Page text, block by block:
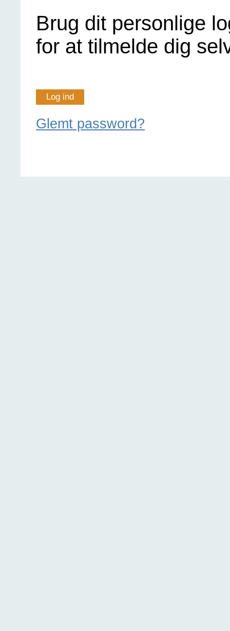
Brug dit personlige
for at tilmelde dig
Log ind
Glemt password?